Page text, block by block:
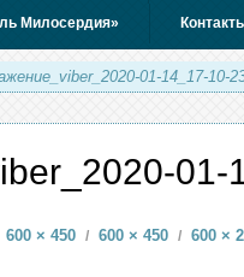
Милосердия»
01-14_17-10-
01-
600 × 450 / 600 × 450 / 600 ×